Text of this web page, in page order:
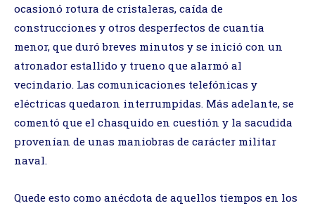
ocasionó rotura de cristaleras, caída de
construcciones y otros desperfectos de cuantía
menor, que duró breves minutos y se inició con un
atronador estallido y trueno que alarmó al
vecindario. Las comunicaciones telefónicas y
eléctricas quedaron interrumpidas. Más adelante, se
comentó que el chasquido en cuestión y la sacudida
provenían de unas maniobras de carácter militar
naval.
Quede esto como anécdota de aquellos tiempos en los